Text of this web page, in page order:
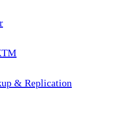
& Replication